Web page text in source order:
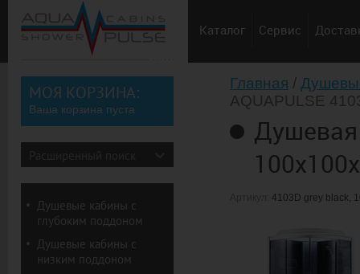
Каталог Сервис
Советы по выбору
Главная /
AQUAPULSE
Душевая
4103D grey black,
МОЯ КОРЗИНА:
Ваша корзина пуста
Душевые кабины с
глубоким поддоном
Душевые кабины с
низким поддоном